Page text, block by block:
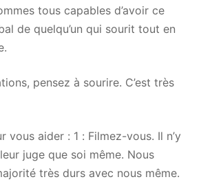
tous capables d’avoir ce
de quelqu’un qui sourit tout en
pensez à sourire. C’est très
vous aider : 1 : Filmez-vous. Il n’y
juge que soi même. Nous
très durs avec nous même.